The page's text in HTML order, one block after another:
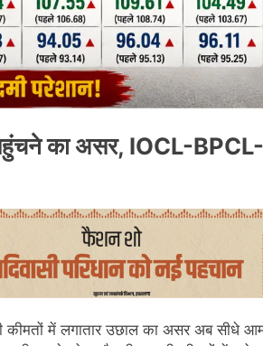
का असर, IOCL-BPCL-
कीमतों में लगातार उछाल का असर अब सीधे